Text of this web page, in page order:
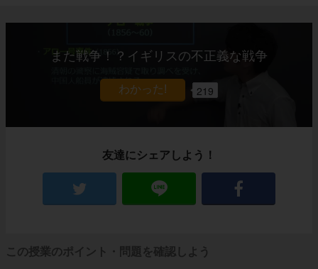
また戦争！？イギリスの不正義な戦争
219
友達にシェアしよう！
この授業のポイント・問題を確認しよう